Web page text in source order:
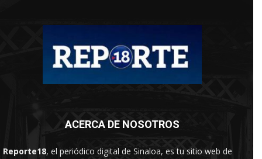
ACERCA DE NOSOTROS
Reporte18, el periódico digital de Sinaloa, es tu sitio web de